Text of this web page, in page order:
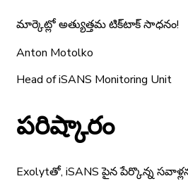
మార్కెట్లో అత్యుత్తమ టిక్‌టాక్ సాధనం!
Anton Motolko
Head of iSANS Monitoring Unit
పరిష్కారం
Exolytతో, iSANS పైన పేర్కొన్న